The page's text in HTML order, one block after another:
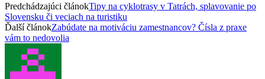
Predchádzajúci článokTipy na cyklotrasy v Tatrách, splavovanie po
Slovensku či veciach na turistiku
Ďalší článokZabúdate na motiváciu zamestnancov? Čísla z praxe
vám to nedovolia